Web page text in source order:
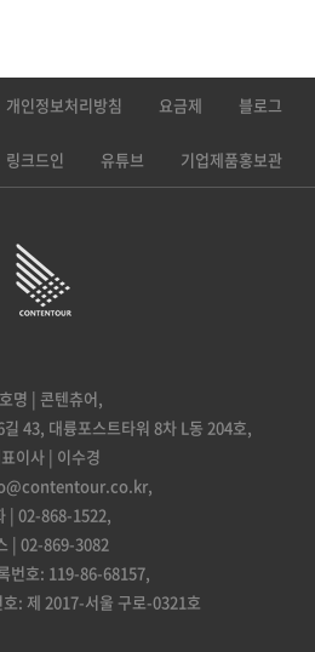
개인정보처리방침 요금제 블로그
링크드인 유튜브 기업제품홍보관
명 | 콘텐츄어,
43, 대륭포스트타워 8차 L동 204호,
이사 | 이수경
| 02-868-1522,
| 02-869-3082
번호: 119-86-68157,
: 제 2017-서울 구로-0321호